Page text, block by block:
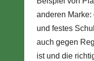
anderen
und festes
auch gegen
ist und die